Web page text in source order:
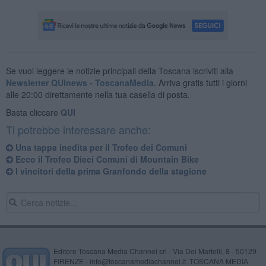
Se vuoi leggere le notizie principali della Toscana iscriviti alla
Newsletter QUInews - ToscanaMedia. Arriva gratis tutti i giorni
alle 20:00 direttamente nella tua casella di posta.
Basta cliccare QUI
Ti potrebbe interessare anche:
Una tappa inedita per il Trofeo dei Comuni
Ecco il Trofeo Dieci Comuni di Mountain Bike
I vincitori della prima Granfondo della stagione
Editore Toscana Media Channel srl - Via Dei Martelli, 8 - 50129
FIRENZE - info@toscanamediachannel.it. TOSCANA MEDIA